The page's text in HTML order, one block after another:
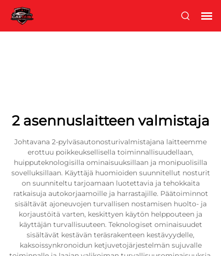
2 asennuslaitteen valmistaja
Johtavana 2-pylväsautonosturivalmistajana laitteemme
erottuu poikkeuksellisella toiminnallisuudellaan,
huipputeknologisilla ominaisuuksillaan ja monipuolisilla
sovelluksillaan. Käyttäjä huomioiden suunnitellut nosturit
on suunniteltu tarjoamaan luotettavia ja tehokkaita
ratkaisuja autokorjaamoille ja harrastajille. Päätoiminnot
sisältävät ajoneuvojen turvallisen nostamisen huolto- ja
korjaustöitä varten, keskittyen käytön helppouteen ja
käyttäjän turvallisuuteen. Teknologiset ominaisuudet
sisältävät kestävän teräsrakenteen kestävyydelle,
kaksoissynkronoidun ketjuvetojärjestelmän sujuvalle